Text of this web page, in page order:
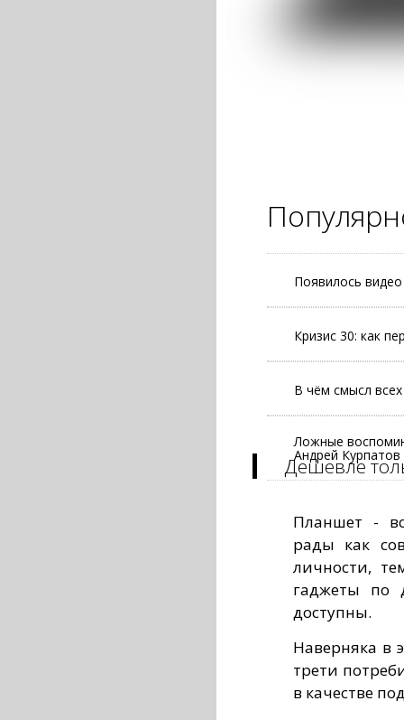
Появилось
Кризис 30: как
В чём смысл
Ложные
Андрей Курпатов
Дешевле
Планшет -
рады как
личности,
гаджеты по
доступны.
Наверняка в
трети
в качестве